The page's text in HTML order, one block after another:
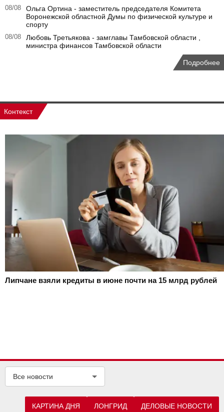
08/08
Ольга Ортина - заместитель председателя Комитета
Воронежской областной Думы по физической культуре и
спорту
08/08
Любовь Третьякова - замглавы Тамбовской области ,
министра финансов Тамбовской области
Подробнее
Контекст
Липчане взяли кредиты в июне почти на 15 млрд рублей
Все новости
КАРТИНА ДНЯ ЛОНГРИД ДЕЛОВЫЕ НОВОСТИ